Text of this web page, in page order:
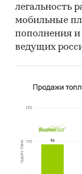
легальность
мобильные
пополнения и
ведущих